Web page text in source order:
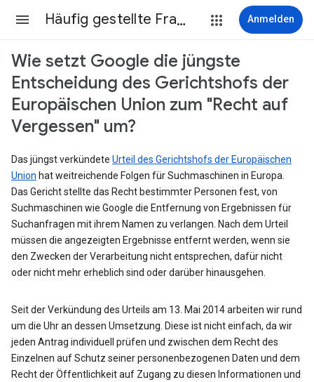
Häufig gestellte Fragen Anmelden
Wie setzt Google die jüngste
Entscheidung des Gerichtshofs der
Europäischen Union zum "Recht auf
Vergessen" um?
Das jüngst verkündete Urteil des Gerichtshofs der Europäischen
Union hat weitreichende Folgen für Suchmaschinen in Europa.
Das Gericht stellte das Recht bestimmter Personen fest, von
Suchmaschinen wie Google die Entfernung von Ergebnissen für
Suchanfragen mit ihrem Namen zu verlangen. Nach dem Urteil
müssen die angezeigten Ergebnisse entfernt werden, wenn sie
den Zwecken der Verarbeitung nicht entsprechen, dafür nicht
oder nicht mehr erheblich sind oder darüber hinausgehen.
Seit der Verkündung des Urteils am 13. Mai 2014 arbeiten wir rund
um die Uhr an dessen Umsetzung. Diese ist nicht einfach, da wir
jeden Antrag individuell prüfen und zwischen dem Recht des
Einzelnen auf Schutz seiner personenbezogenen Daten und dem
Recht der Öffentlichkeit auf Zugang zu diesen Informationen und